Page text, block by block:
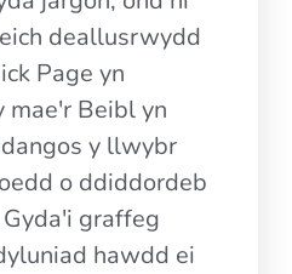
deallusrwydd
Page yn
mae'r Beibl yn
y llwybr
o ddiddordeb
graffeg
hawdd ei